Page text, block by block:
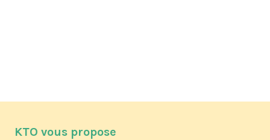
KTO vous propose